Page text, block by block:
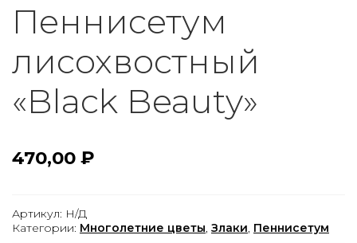
Пеннисетум
лисохвостный
«Black Beauty»
470,00 ₽
Артикул: Н/Д
Категории: Многолетние цветы, Злаки, Пеннисетум